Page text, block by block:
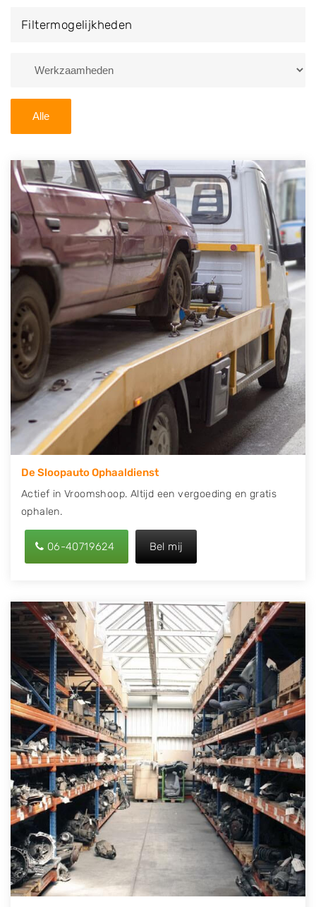
van Vroomshoop en ontvang een vergoeding voor uw
Zoekt u liever naar een sloperij in een andere plaats of
U kunt er ook voor kiezen om direct uw sloopauto te
verkopen en op te laten halen door de Sloopauto
Ophaaldienst van Autosloperijen.nl. Wij kunnen uw
auto gratis ophalen in Vroomshoop. Neem
telefonisch contact op of maak een terugbelafspraak.
Wilt u direct een tweedehands auto onderdelen
offerte aanvragen? Dat kan via de Onderdelenlijn! Vul
uw kenteken in en druk op verzenden.
Wij kunnen u helpen met de inkoop van auto's van
eigenlijk alle merken, zoals Alfa Romeo, Audi, BMW,
Chevrolet, Citroën, Dacia, Fiat, Ford, Honda, Hyundai,
Kia, Mazda, Mercedes Benz, Mitsubishi, Nissan, Opel,
Peugeot, Porsche, Renault, Seat, Skoda, Suzuki, Tesla,
Toyota, Volkswagen en Volvo.
Filtermogelijkheden
Alle
De Sloopauto Ophaaldienst
Actief in Vroomshoop. Altijd een vergoeding en gratis
ophalen.
06-40719624 Bel mij